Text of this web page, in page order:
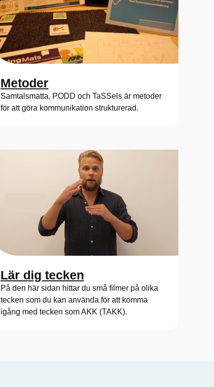
Metoder
Samtalsmatta, PODD och TaSSels är metoder
för att göra kommunikation strukturerad.
Lär dig tecken
På den här sidan hittar du små filmer på olika
tecken som du kan använda för att komma
igång med tecken som AKK (TAKK).